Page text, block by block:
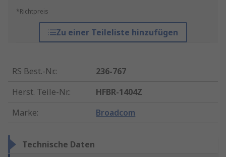
*Richtpreis
Zu einer Teileliste hinzufügen
RS Best.-Nr.:
236-767
Herst. Teile-Nr.:
HFBR-1404Z
Marke: Broadcom
Technische Daten